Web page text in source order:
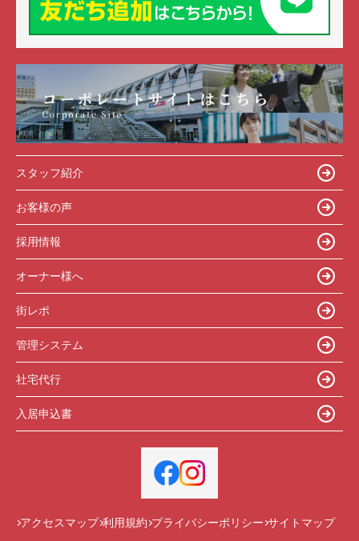
スタッフ紹介
お客様の声
採用情報
オーナー様へ
街レポ
管理システム
社宅代行
入居申込書
アクセスマップ 利用規約 プライバシーポリシー サイトマップ